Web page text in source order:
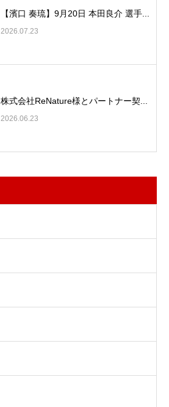
【濱口 奏琉】9月20日 本田良介 選手...
2026.07.23
株式会社ReNature様とパートナー契...
2026.06.23